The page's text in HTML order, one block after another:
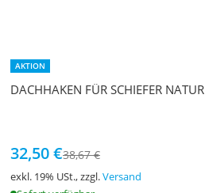
AKTION
DACHHAKEN FÜR SCHIEFER NATUR
32,50 €38,67 €
exkl. 19% USt., zzgl.Versand